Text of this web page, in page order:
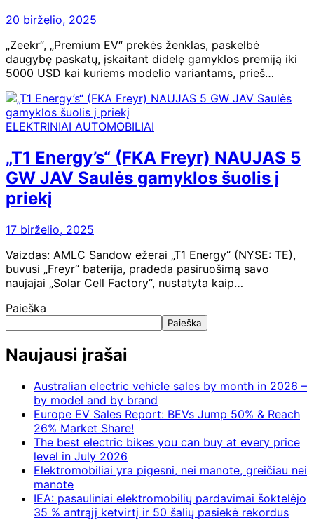
20 birželio, 2025
„Zeekr“, „Premium EV“ prekės ženklas, paskelbė
daugybę paskatų, įskaitant didelę gamyklos premiją iki
5000 USD kai kuriems modelio variantams, prieš…
ELEKTRINIAI AUTOMOBILIAI
„T1 Energy’s“ (FKA Freyr) NAUJAS 5
GW JAV Saulės gamyklos šuolis į
priekį
17 birželio, 2025
Vaizdas: AMLC Sandow ežerai „T1 Energy“ (NYSE: TE),
buvusi „Freyr“ baterija, pradeda pasiruošimą savo
naujajai „Solar Cell Factory“, nustatyta kaip…
Paieška
Paieška
Naujausi įrašai
Australian electric vehicle sales by month in 2026 –
by model and by brand
Europe EV Sales Report: BEVs Jump 50% & Reach
26% Market Share!
The best electric bikes you can buy at every price
level in July 2026
Elektromobiliai yra pigesni, nei manote, greičiau nei
manote
IEA: pasauliniai elektromobilių pardavimai šoktelėjo
35 % antrąjį ketvirtį ir 50 šalių pasiekė rekordus